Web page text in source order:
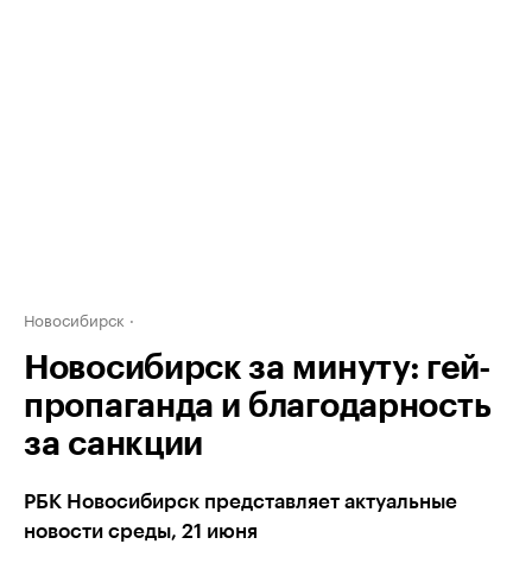
Новосибирск
Новосибирск за минуту: гей-
пропаганда и благодарность
за санкции
РБК Новосибирск представляет актуальные
новости среды, 21 июня